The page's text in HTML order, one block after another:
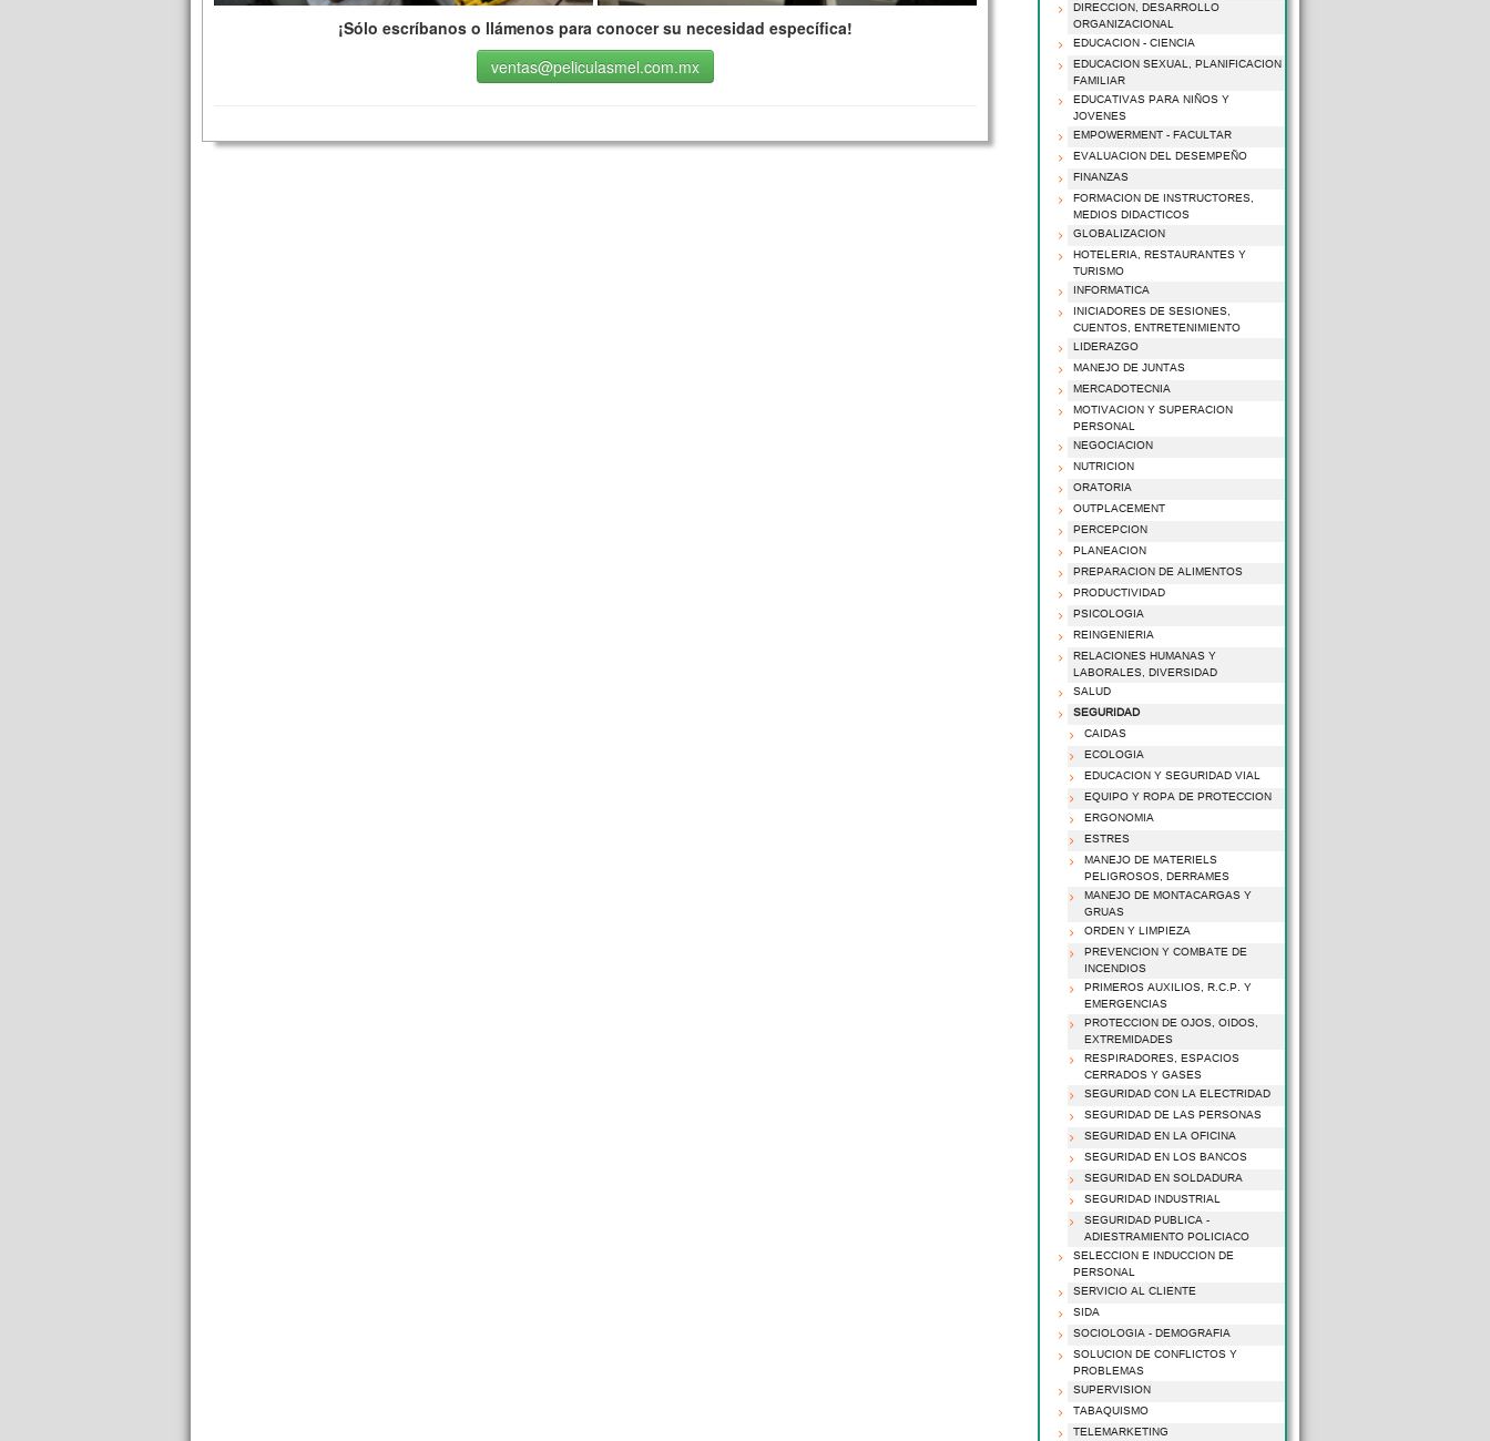
¡Sólo escríbanos o llámenos para conocer su necesidad específica!
ventas@peliculasmel.com.mx
DIRECCION, DESARROLLO
ORGANIZACIONAL
EDUCACION - CIENCIA
EDUCACION SEXUAL, PLANIFICACION
FAMILIAR
EDUCATIVAS PARA NIÑOS Y
JOVENES
EMPOWERMENT - FACULTAR
EVALUACION DEL DESEMPEÑO
FINANZAS
FORMACION DE INSTRUCTORES,
MEDIOS DIDACTICOS
GLOBALIZACION
HOTELERIA, RESTAURANTES Y
TURISMO
INFORMATICA
INICIADORES DE SESIONES,
CUENTOS, ENTRETENIMIENTO
LIDERAZGO
MANEJO DE JUNTAS
MERCADOTECNIA
MOTIVACION Y SUPERACION
PERSONAL
NEGOCIACION
NUTRICION
ORATORIA
OUTPLACEMENT
PERCEPCION
PLANEACION
PREPARACION DE ALIMENTOS
PRODUCTIVIDAD
PSICOLOGIA
REINGENIERIA
RELACIONES HUMANAS Y
LABORALES, DIVERSIDAD
SALUD
SEGURIDAD
CAIDAS
ECOLOGIA
EDUCACION Y SEGURIDAD VIAL
EQUIPO Y ROPA DE PROTECCION
ERGONOMIA
ESTRES
MANEJO DE MATERIELS
PELIGROSOS, DERRAMES
MANEJO DE MONTACARGAS Y
GRUAS
ORDEN Y LIMPIEZA
PREVENCION Y COMBATE DE
INCENDIOS
PRIMEROS AUXILIOS, R.C.P. Y
EMERGENCIAS
PROTECCION DE OJOS, OIDOS,
EXTREMIDADES
RESPIRADORES, ESPACIOS
CERRADOS Y GASES
SEGURIDAD CON LA ELECTRIDAD
SEGURIDAD DE LAS PERSONAS
SEGURIDAD EN LA OFICINA
SEGURIDAD EN LOS BANCOS
SEGURIDAD EN SOLDADURA
SEGURIDAD INDUSTRIAL
SEGURIDAD PUBLICA -
ADIESTRAMIENTO POLICIACO
SELECCION E INDUCCION DE
PERSONAL
SERVICIO AL CLIENTE
SIDA
SOCIOLOGIA - DEMOGRAFIA
SOLUCION DE CONFLICTOS Y
PROBLEMAS
SUPERVISION
TABAQUISMO
TELEMARKETING